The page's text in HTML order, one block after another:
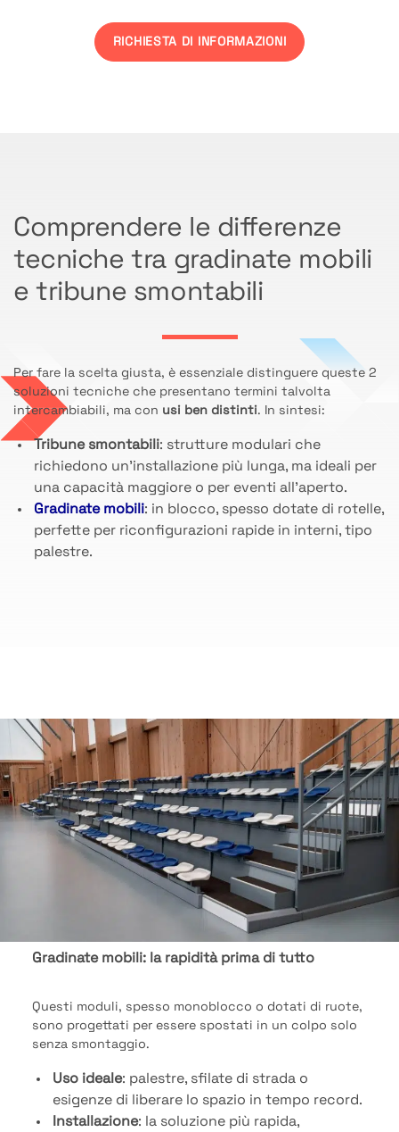
RICHIESTA DI INFORMAZIONI
Comprendere le differenze
tecniche tra gradinate mobili
e tribune smontabili
Per fare la scelta giusta, è essenziale distinguere queste 2
soluzioni tecniche che presentano termini talvolta
intercambiabili, ma con usi ben distinti. In sintesi:
Tribune smontabili: strutture modulari che
richiedono un’installazione più lunga, ma ideali per
una capacità maggiore o per eventi all’aperto.
Gradinate mobili: in blocco, spesso dotate di rotelle,
perfette per riconfigurazioni rapide in interni, tipo
palestre.
Gradinate mobili: la rapidità prima di tutto
Questi moduli, spesso monoblocco o dotati di ruote,
sono progettati per essere spostati in un colpo solo
senza smontaggio.
Uso ideale: palestre, sfilate di strada o
esigenze di liberare lo spazio in tempo record.
Installazione: la soluzione più rapida,